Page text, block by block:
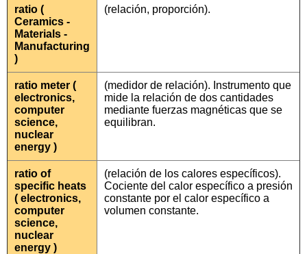
ratio (
Ceramics -
Materials -
Manufacturing
)
(relación, proporción).
ratio meter (
electronics,
computer
science,
nuclear
energy )
(medidor de relación). Instrumento que
mide la relación de dos cantidades
mediante fuerzas magnéticas que se
equilibran.
ratio of
specific heats
( electronics,
computer
science,
nuclear
energy )
(relación de los calores específicos).
Cociente del calor específico a presión
constante por el calor específico a
volumen constante.